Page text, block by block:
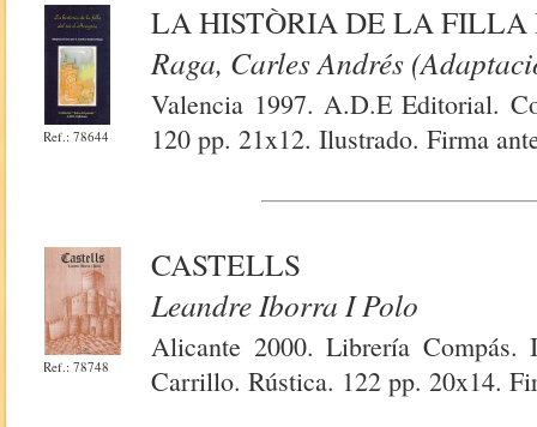
Ref.: 78644
LA HISTÒRIA DE LA FILLA
Raga, Carles Andrés
Valencia 1997. A.D.E Editorial.
120 pp. 21x12. Ilustrado. Firma
Ref.: 78748
CASTELLS
Leandre Iborra I Polo
Alicante 2000. Librería Compás.
Carrillo. Rústica. 122 pp. 20x14.